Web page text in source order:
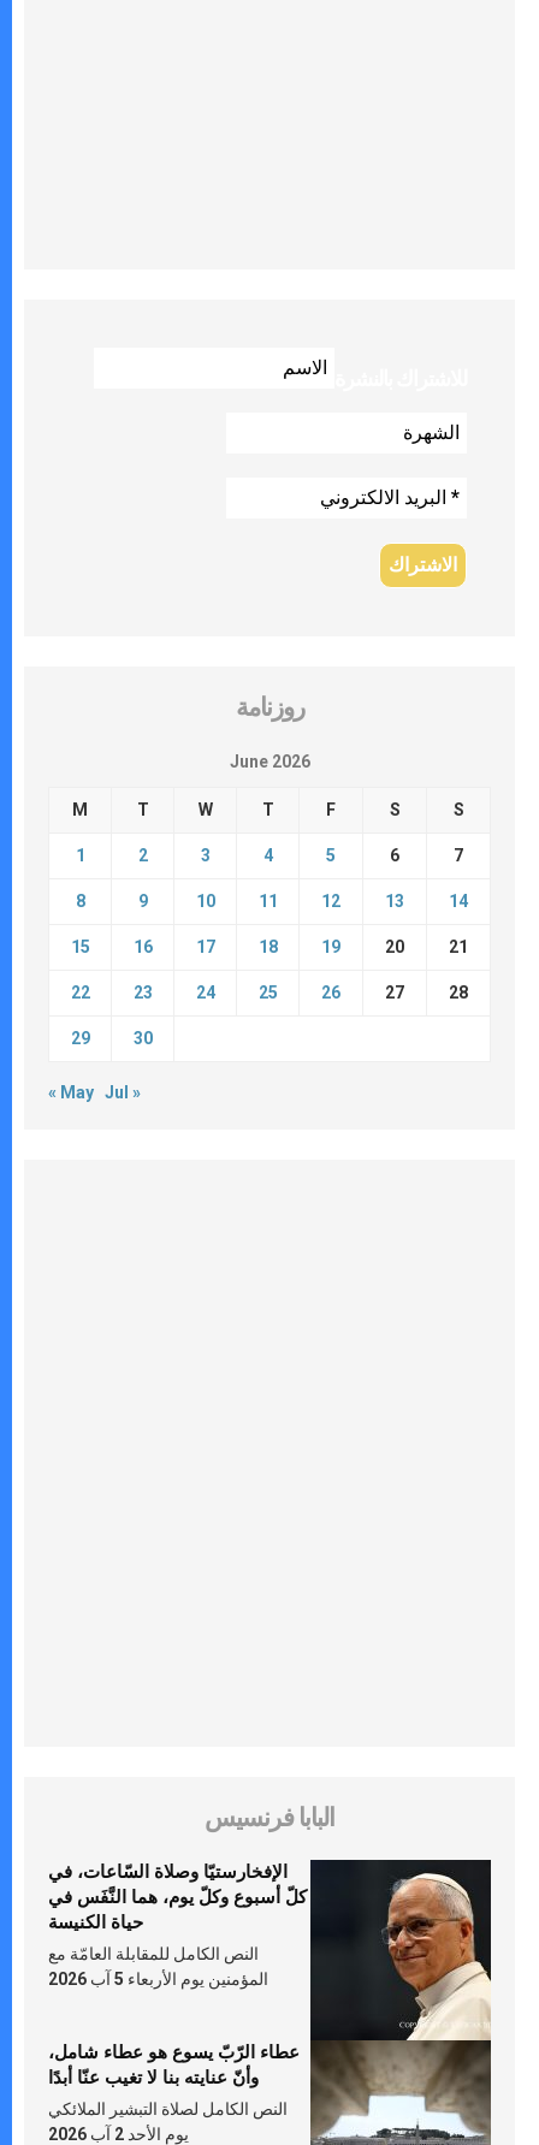
روزنامة
June 2026
M T W T F S S
1 2 3 4 5 6 7
8 9 10 11 12 13 14
15 16 17 18 19 20 21
22 23 24 25 26 27 28
29 30
« May Jul »
البابا فرنسيس
الإفخارستيّا وصلاة السّاعات، في
كلّ أسبوع وكلّ يوم، هما النَّفَس في
حياة الكنيسة
النص الكامل للمقابلة العامّة مع
المؤمنين يوم الأربعاء 5 آب 2026
عطاء الرّبّ يسوع هو عطاء شامل،
وأنّ عنايته بنا لا تغيب عنّا أبدًا
النص الكامل لصلاة التبشير الملائكي
يوم الأحد 2 آب 2026